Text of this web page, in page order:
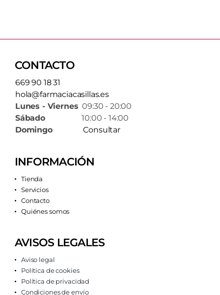
CONTACTO
669 90 18 31
hola@farmaciacasillas.es
Lunes - Viernes 09:30 - 20:00
Sábado10:00 - 14:00
Domingo
Consultar
INFORMACIÓN
Tienda
Servicios
Contacto
Quiénes somos
AVISOS LEGALES
Aviso legal
Política de cookies
Política de privacidad
Condiciones de envío